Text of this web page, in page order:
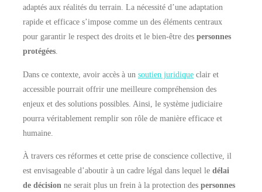
adaptés aux réalités du terrain. La nécessité d’une adaptation
rapide et efficace s’impose comme un des éléments centraux
pour garantir le respect des droits et le bien-être des personnes
protégées.
Dans ce contexte, avoir accès à un soutien juridiqueclair et
accessible pourrait offrir une meilleure compréhension des
enjeux et des solutions possibles. Ainsi, le système judiciaire
pourra véritablement remplir son rôle de manière efficace et
humaine.
À travers ces réformes et cette prise de conscience collective, il
est envisageable d’aboutir à un cadre légal dans lequel le délai
de décisionne serait plus un frein à la protection des personnes